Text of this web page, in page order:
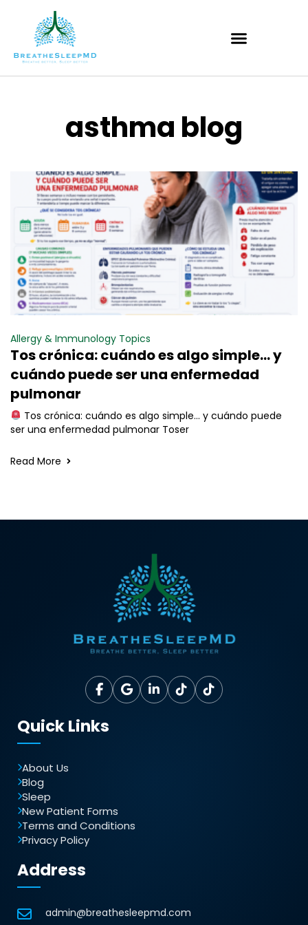
asthma blog
Allergy & Immunology Topics
Tos crónica: cuándo es algo simple… y
cuándo puede ser una enfermedad
pulmonar
Tos crónica: cuándo es algo simple… y cuándo puede
ser una enfermedad pulmonar Toser
Read More
Quick Links
About Us
Blog
Sleep
New Patient Forms
Terms and Conditions
Privacy Policy
Address
admin@breathesleepmd.com